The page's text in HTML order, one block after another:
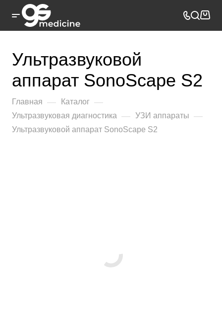
Ультразвуковой
аппарат SonoScape S2
Главная — Каталог —
Ультразвуковая диагностика — УЗИ аппараты —
Ультразвуковой аппарат SonoScape S2